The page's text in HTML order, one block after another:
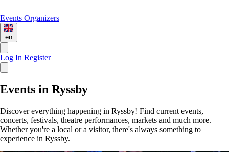
Events Organizers
en
Log In Register
Events in Ryssby
Discover everything happening in Ryssby! Find current events,
concerts, festivals, theatre performances, markets and much more.
Whether you're a local or a visitor, there's always something to
experience in Ryssby.